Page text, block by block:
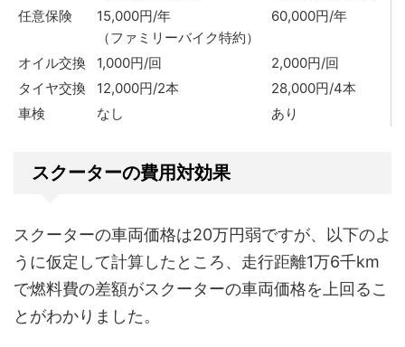
任意保険
15,000円/年
（ファミリーバイク特約）
60,000円/年
オイル交換 1,000円/回
2,000円/回
タイヤ交換
12,000円/2本
28,000円/4本
車検
なし あり
スクーターの費用対効果
スクーターの車両価格は20万円弱ですが、以下のよ
うに仮定して計算したところ、走行距離1万6千km
で燃料費の差額がスクーターの車両価格を上回るこ
とがわかりました。